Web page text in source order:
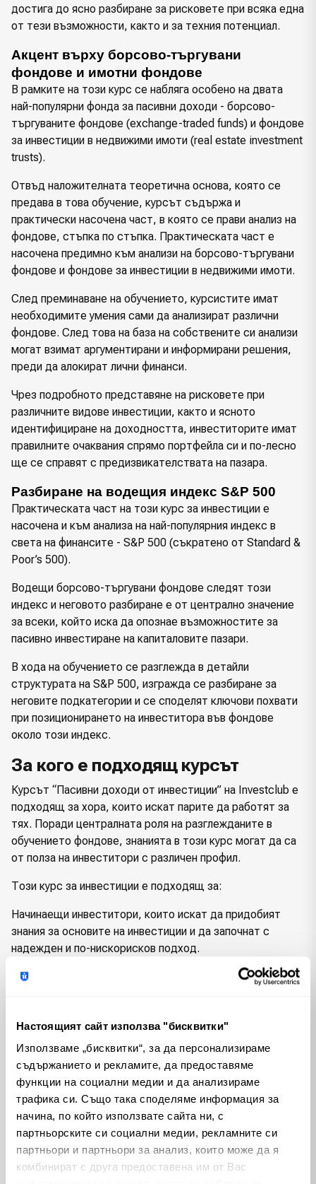
Настоящият сайт използва "бисквитки"
Използваме „бисквитки“, за да персонализираме
съдържанието и рекламите, да предоставяме
функции на социални медии и да анализираме
трафика си. Също така споделяме информация за
начина, по който използвате сайта ни, с
партньорските си социални медии, рекламните си
партньори и партньори за анализ, които може да я
комбинират с друга предоставена им от Вас
достига до ясно разбиране за рисковете при всяка една
от тези възможности, както и за техния потенциал.
Акцент върху борсово-търгувани
фондове и имотни фондове
В рамките на този курс се набляга особено на двата
най-популярни фонда за пасивни доходи - борсово-
търгуваните фондове (exchange-traded funds) и фондове
за инвестиции в недвижими имоти (real estate investment
trusts).
Отвъд наложителната теоретична основа, която се
предава в това обучение, курсът съдържа и
практически насочена част, в която се прави анализ на
фондове, стъпка по стъпка. Практическата част е
насочена предимно към анализи на борсово-търгувани
фондове и фондове за инвестиции в недвижими имоти.
След преминаване на обучението, курсистите имат
необходимите умения сами да анализират различни
фондове. След това на база на собствените си анализи
могат взимат аргументирани и информирани решения,
преди да алокират лични финанси.
Чрез подробното представяне на рисковете при
различните видове инвестиции, както и ясното
идентифициране на доходността, инвеститорите имат
правилните очаквания спрямо портфейла си и по-лесно
ще се справят с предизвикателствата на пазара.
Разбиране на водещия индекс S&P 500
Практическата част на този курс за инвестиции е
насочена и към анализа на най-популярния индекс в
света на финансите - S&P 500 (съкратено от Standard &
Poor’s 500).
Водещи борсово-търгувани фондове следят този
индекс и неговото разбиране е от централно значение
за всеки, който иска да опознае възможностите за
пасивно инвестиране на капиталовите пазари.
В хода на обучението се разглежда в детайли
структурата на S&P 500, изгражда се разбиране за
неговите подкатегории и се споделят ключови похвати
при позиционирането на инвеститора във фондове
около този индекс.
За кого е подходящ курсът
Курсът “Пасивни доходи от инвестиции” на Investclub е
подходящ за хора, които искат парите да работят за
тях. Поради централната роля на разглежданите в
обучението фондове, знанията в този курс могат да са
от полза на инвеститори с различен профил.
Този курс за инвестиции е подходящ за:
Начинаещи инвеститори, които искат да придобият
знания за основите на инвестиции и да започнат с
надежден и по-нискорисков подход.
Инвеститори с по-сериозен капитал, които търсят
Заети професионалисти, които искат да инвестират на
управление на своите инвестици.
Всеки, който иска да изгради инвестиционен портфейл,
базиран на доказани стратегии за пасивно инвестиране.
Какво ще научите от него
В курса “Пасивни доходи от инвестиции” не просто ще
разберете как работят фондовете, формиращи